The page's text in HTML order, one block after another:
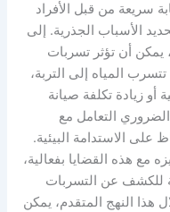
سريعة من قبل الأفراد
الأسباب الجذرية. إلى
يمكن أن تؤثر تسربات
المياه إلى التربة،
أو زيادة تكلفة صيانة
التعامل مع
الاستدامة البيئية.
مع هذه القضايا بفعالية،
للكشف عن التسربات
النهج المتقدم، يمكن